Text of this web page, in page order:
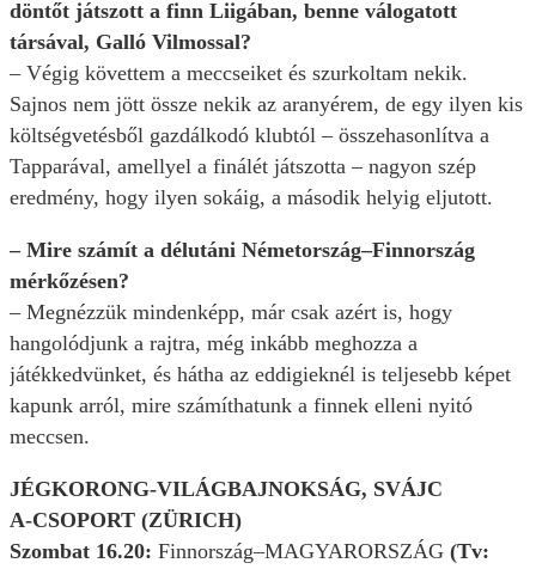
döntőt játszott a finn Liigában, benne válogatott
társával, Galló Vilmossal?
– Végig követtem a meccseiket és szurkoltam nekik.
Sajnos nem jött össze nekik az aranyérem, de egy ilyen kis
költségvetésből gazdálkodó klubtól – összehasonlítva a
Tapparával, amellyel a finálét játszotta – nagyon szép
eredmény, hogy ilyen sokáig, a második helyig eljutott.
– Mire számít a délutáni Németország–Finnország
mérkőzésen?
– Megnézzük mindenképp, már csak azért is, hogy
hangolódjunk a rajtra, még inkább meghozza a
játékkedvünket, és hátha az eddigieknél is teljesebb képet
kapunk arról, mire számíthatunk a finnek elleni nyitó
meccsen.
JÉGKORONG-VILÁGBAJNOKSÁG, SVÁJC
A-CSOPORT (ZÜRICH)
Szombat 16.20: Finnország–MAGYARORSZÁG (Tv: